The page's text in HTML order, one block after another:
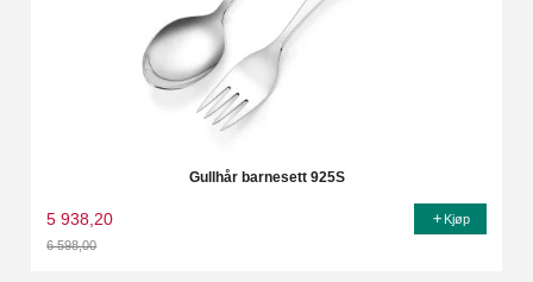
Gullhår barnesett 925S
5 938,20
6 598,00
Kjøp